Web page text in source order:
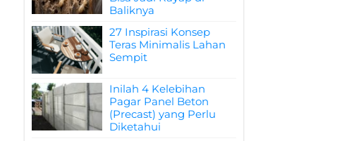
Baliknya
27 Inspirasi Konsep
Teras Minimalis Lahan
Sempit
Inilah 4 Kelebihan
Pagar Panel Beton
(Precast) yang Perlu
Diketahui